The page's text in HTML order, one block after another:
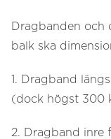
Dragbanden och
balk ska
1. Dragband
(dock högst 300
2. Dragband inre